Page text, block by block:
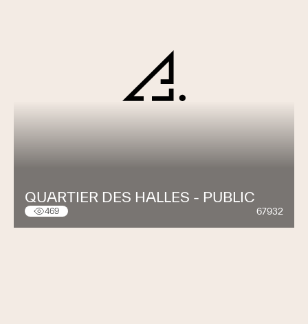
QUARTIER DES HALLES - PUBLIC
469 67932